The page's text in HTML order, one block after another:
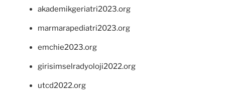
akademikgeriatri2023.org
marmarapediatri2023.org
emchie2023.org
girisimselradyoloji2022.org
utcd2022.org